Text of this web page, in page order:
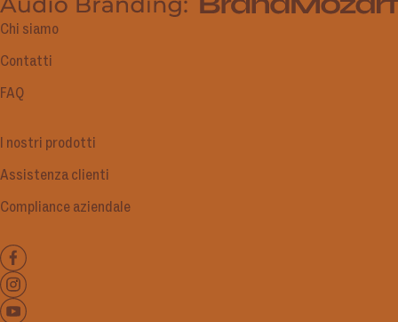
Chi siamo
Contatti
FAQ
I nostri prodotti
Assistenza clienti
Compliance aziendale